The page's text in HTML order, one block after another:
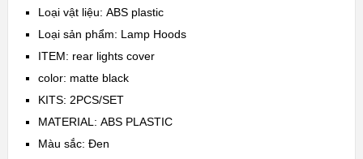
Loại vật liệu: ABS plastic
Loại sản phẩm: Lamp Hoods
ITEM: rear lights cover
color: matte black
KITS: 2PCS/SET
MATERIAL: ABS PLASTIC
Màu sắc: Đen